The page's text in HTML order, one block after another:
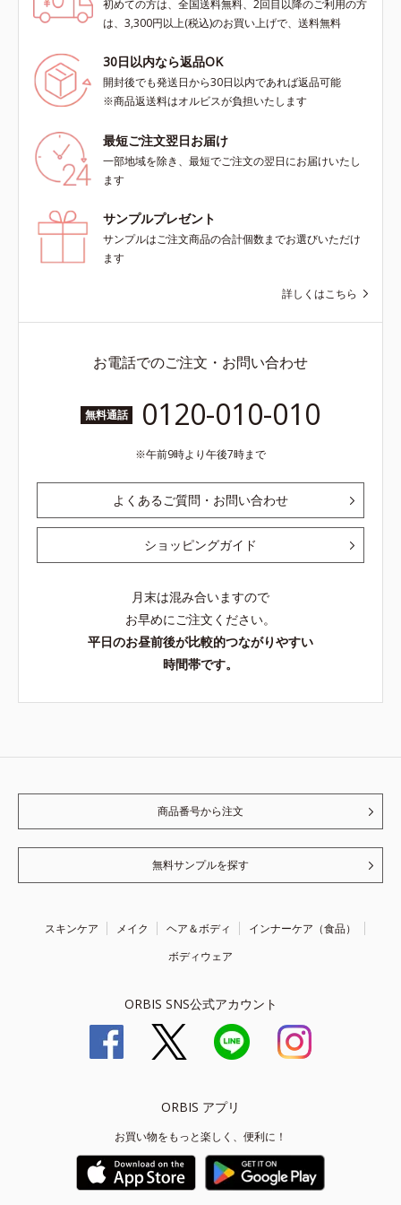
初めての方は、全国送料無料、2回目以降のご利用の方
は、3,300円以上(税込)のお買い上げで、送料無料
30日以内なら返品OK
開封後でも発送日から30日以内であれば返品可能
※商品返送料はオルビスが負担いたします
最短ご注文翌日お届け
一部地域を除き、最短でご注文の翌日にお届けいたし
ます
サンプルプレゼント
サンプルはご注文商品の合計個数までお選びいただけ
ます
詳しくはこちら
お電話でのご注文・お問い合わせ
無料通話 0120-010-010
午前9時より午後7時まで
よくあるご質問・お問い合わせ
ショッピングガイド
月末は混み合いますので
お早めにご注文ください。
平日のお昼前後が比較的つながりやすい
時間帯です。
商品番号から注文
無料サンプルを探す
スキンケア メイク ヘア＆ボディ
インナーケア（食品）
ボディウェア
ORBIS SNS公式アカウント
ORBIS アプリ
お買い物をもっと楽しく、便利に！